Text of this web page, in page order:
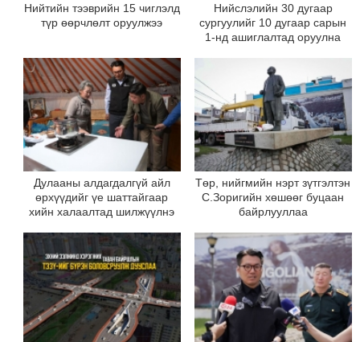
Нийтийн тээврийн 15 чиглэлд
түр өөрчлөлт оруулжээ
Нийслэлийн 30 дугаар
сургуулийг 10 дугаар сарын
1-нд ашиглалтад оруулна
Дулааны алдагдалгүй айл
өрхүүдийг үе шаттайгаар
хийн халаалтад шилжүүлнэ
Төр, нийгмийн нэрт зүтгэлтэн
С.Зоригийн хөшөөг буцаан
байрлууллаа